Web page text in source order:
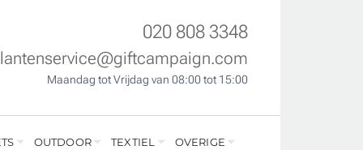
020 808 3348
Maandag tot Vrijdag van 08:00 tot 15:00
OUTDOOR TEXTIEL OVERIGE